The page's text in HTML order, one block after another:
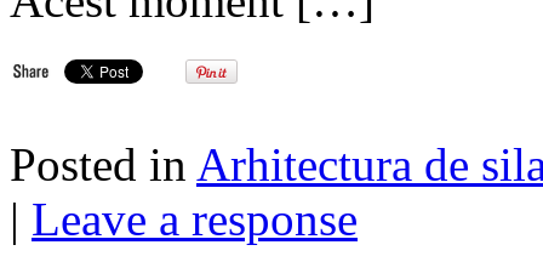
Posted in Arhitectura de
| Leave a response